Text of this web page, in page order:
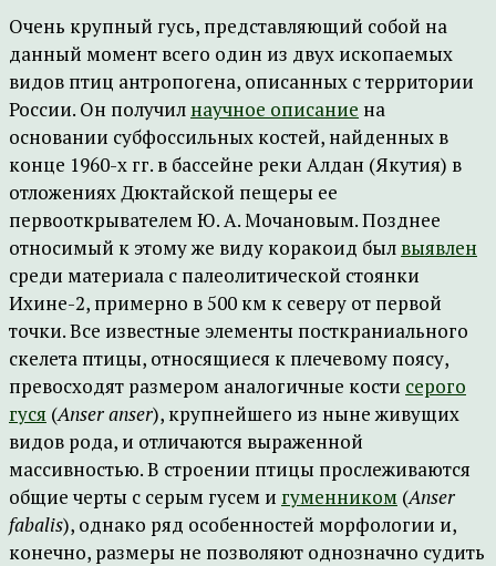
Очень крупный гусь, представляющий собой на
данный момент всего один из двух ископаемых
видов птиц антропогена, описанных с территории
России. Он получил научное описание на
основании субфоссильных костей, найденных в
конце 1960-х гг. в бассейне реки Алдан (Якутия) в
отложениях Дюктайской пещеры ее
первооткрывателем Ю. А. Мочановым. Позднее
относимый к этому же виду коракоид был выявлен
среди материала с палеолитической стоянки
Ихине-2, примерно в 500 км к северу от первой
точки. Все известные элементы посткраниального
скелета птицы, относящиеся к плечевому поясу,
превосходят размером аналогичные кости серого
гуся (Anseranser), крупнейшего из ныне живущих
видов рода, и отличаются выраженной
массивностью. В строении птицы прослеживаются
общие черты с серым гусем и гуменником (Anser
fabalis), однако ряд особенностей морфологии и,
конечно, размеры не позволяют однозначно судить